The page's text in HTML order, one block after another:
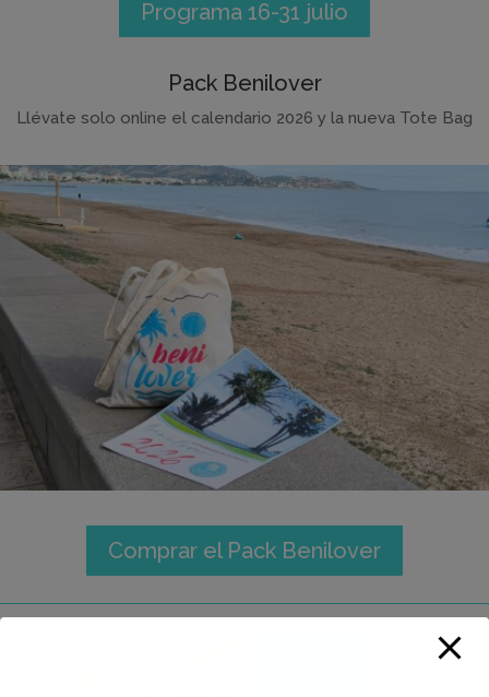
Programa 16-31 julio
Pack Benilover
Llévate solo online el calendario 2026 y la nueva Tote Bag
Comprar el Pack Benilover